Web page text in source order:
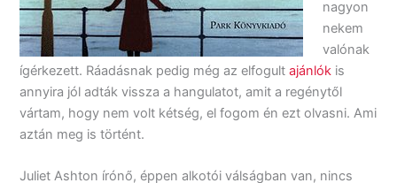
nagyon
nekem
valónak
ígérkezett. Ráadásnak pedig még az elfogultajánlók is
annyira jól adták vissza a hangulatot, amit a regénytől
vártam, hogy nem volt kétség, el fogom én ezt olvasni. Ami
aztán meg is történt.
Juliet Ashton írónő, éppen alkotói válságban van, nincs